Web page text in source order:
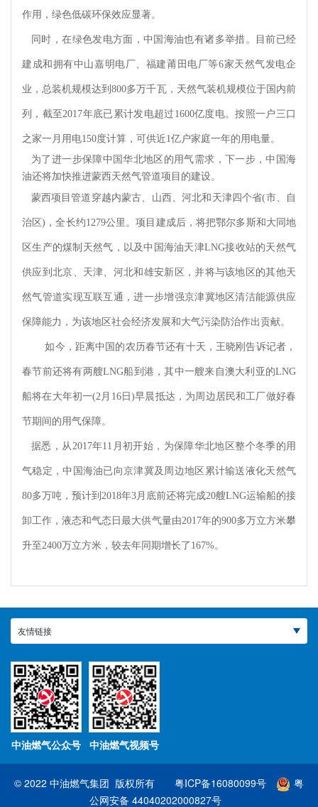
作用，绿色低碳环保效应显著。
同时，在绿色发电方面，中国海油也有诸多举措。目前已经
建成和拥有中山嘉明电厂、福建莆田电厂等6家天然气发电企
业，总装机规模达到800多万千瓦，天然气装机规模位于国内前
列，截至2017年底已累计发电超过1600亿度电。按照一户三口
之家一月用电150度计算，可供近1亿户家庭一年的用电量。
为了进一步保障中国华北地区的用气需求，下一步，中国海
油还将加快推进蒙西天然气管道项目的建设。
蒙西项目管道穿越内蒙古、山西、河北和天津四个省(市、自
治区)，全长约1279公里。项目建成后，将把鄂尔多斯和大同地
区生产的煤制天然气，以及中国海油天津LNG接收站的天然气
供应到北京、天津、河北和雄安新区，并将与该地区的其他天
然气管道实现互联互通，进一步增强京津冀地区清洁能源供应
保障能力，为该地区社会经济发展和大气污染防治作出贡献。
如今，距离中国的农历春节还有十天，王晓刚告诉记者，
春节前还将有两艘LNG船到港，其中一艘来自澳大利亚的LNG
船将在大年初一(2月16日)早晨抵达，为周边居民和工厂做好春
节期间的用气保障。
据悉，从 2017年11月初开始，为保障华北地区整个冬季的用
气稳定，中国海油已向京津冀及周边地区累计输送液化天然气
80多万吨，预计到2018年3月底前还将完成20艘LNG运输船的接
卸工作，液态和气态日最大供气量由2017年的900多万立方米攀
升至2400万立方米，较去年同期增长了167%。
友情链接
中油燃气公众号 中油燃气视频号
© 2022 中油燃气集团 版权所有 粤ICP备16080099号
粤
公网安备 44040202000827号